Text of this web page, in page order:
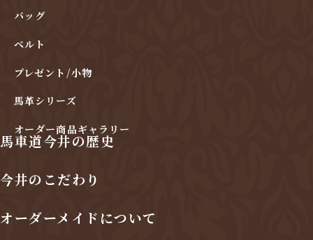
バッグ
ベルト
プレゼント/小物
馬革シリーズ
オーダー商品ギャラリー
馬車道今井の歴史
今井のこだわり
オーダーメイドについて